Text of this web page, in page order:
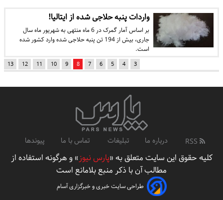
واردات پنبه حلاجی شده از ایتالیا!
بر اساس آمار گمرک در 6 ماه منتهی به شهریور ماه سال
جاری، بیش از 194 تن پنبه حلاجی شده وارد کشور شده
است.
3
4
5
6
7
8
9
10
11
12
13
درباره ما تبلیغات تماس با ما پیوندها
کلیه حقوق این سایت متعلق به «پارس نیوز» و هرگونه استفاده از
مطالب آن با ذکر منبع بلامانع است
طراحی سایت خبری و خبرگزاری آسام